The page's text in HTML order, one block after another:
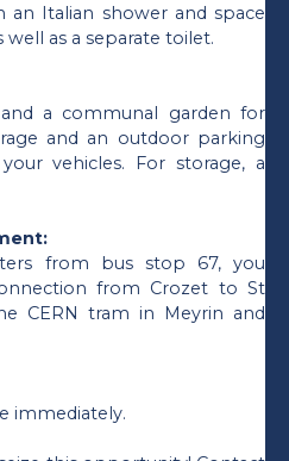
Italian shower and space
as a separate toilet.
a communal garden for
and an outdoor parking
vehicles. For storage, a
from bus stop 67, you
from Crozet to St
CERN tram in Meyrin and
immediately.